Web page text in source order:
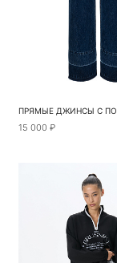
ПРЯМЫЕ ДЖИНСЫ С
15 000 ₽